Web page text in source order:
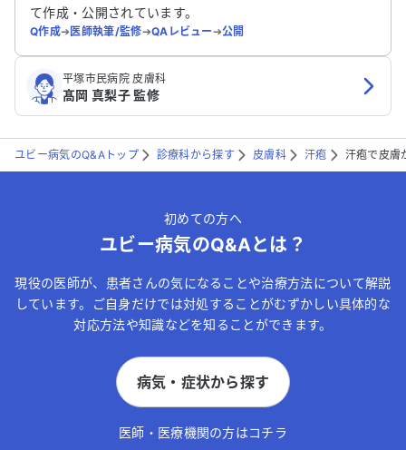
て作成・公開されています。
Q作成➔医師執筆/監修➔QAレビュー➔公開
平塚市民病院 皮膚科
髙岡 真梨子 監修
ユビー病気のQ&Aトップ 診療科から探す 皮膚科 汗疱 汗疱で皮膚
初めての方へ
ユビー病気のQ&Aとは？
現役の医師が、患者さんの気になることや治療方法について解説
しています。ご自身だけでは対処することがむずかしい具体的な
対応方法や知識などを知ることができます。
病気・症状から探す
医師・医療機関の方はコチラ